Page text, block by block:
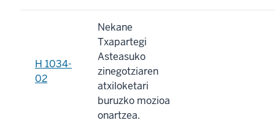
H 1034-
02
Nekane
Txapartegi
Asteasuko
zinegotziaren
atxiloketari
buruzko mozioa
onartzea.